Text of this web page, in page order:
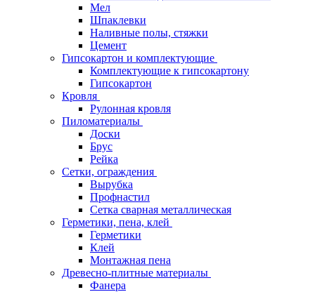
Мел
Шпаклевки
Наливные полы, стяжки
Цемент
Гипсокартон и комплектующие
Комплектующие к гипсокартону
Гипсокартон
Кровля
Рулонная кровля
Пиломатериалы
Доски
Брус
Рейка
Сетки, ограждения
Вырубка
Профнастил
Сетка сварная металлическая
Герметики, пена, клей
Герметики
Клей
Монтажная пена
Древесно-плитные материалы
Фанера